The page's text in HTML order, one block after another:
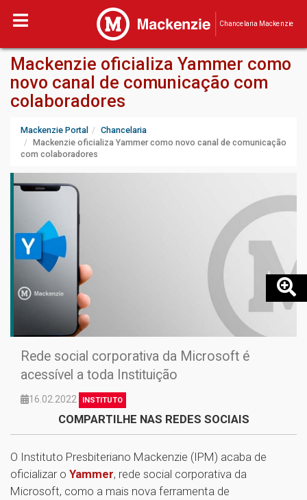
Chancelaria Mackenzie
Mackenzie oficializa Yammer como
novo canal de comunicação com
colaboradores
Mackenzie Portal
Chancelaria
Mackenzie oficializa Yammer como novo canal de comunicação
com colaboradores
Rede social corporativa da Microsoft é
acessível a toda Instituição
16.02.2022 INSTITUTO
COMPARTILHE NAS REDES SOCIAIS
O Instituto Presbiteriano Mackenzie (IPM) acaba de
oficializar o Yammer, rede social corporativa da
Microsoft, como a mais nova ferramenta de